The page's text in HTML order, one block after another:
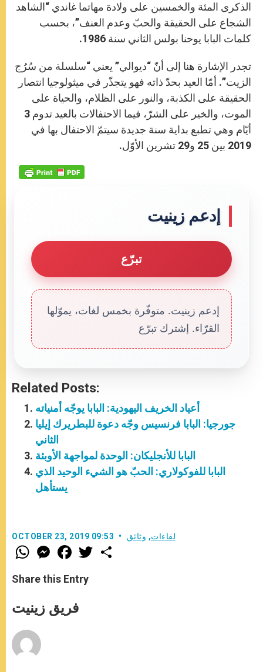
الذكرى المئة والخمسين على ولادة مهاتما غاندي “الشاهد
الشجاع على الحقيقة والحبّ وعدم العنف”، بحسب
كلمات البابا يوحنا بولس الثاني سنة 1986.
تجدر الإشارة هنا إلى أنّ “ديوالي” يعني “سلسلة من سُرُج
الزيت”. أمّا العيد بحدّ ذاته فهو يتجذّر في ميثولوجيا انتصار
الحقيقة على الكذبة، والنور على الظلام، والحياة على
الموت، والخير على الشرّ، فيما الاحتفالات بالعيد تدوم 3
أيّام وهي تطبع بداية سنة جديدة سيتمّ الاحتفال بها في
2019 بين 25 و29 تشرين الأوّل.
إدعم زينيت
تبرّع
إدعم زينيت. متوفّرة بخمس لغات، يموّلها
القرّاء. إشترك تبرّع
Related Posts:
أعياد الخريف اليهودية: البابا يوجّه أمنياته
جورجيا: البابا فرنسيس وجّه دعوة للبطريرك إيليا
الثاني
البابا للأنجليكان: الوحدة لمواجهة الأوبئة
البابا للفوكولاري: الحبّ هو الشيء الوحيد الذي
يستأهل
OCTOBER 23, 2019 09:53 لقاءات, وثائق
W
h
t
s
p
p
M
e
s
e
g
e
F
a
e
b
o
k
w
Share this Entry
فريق زينيت